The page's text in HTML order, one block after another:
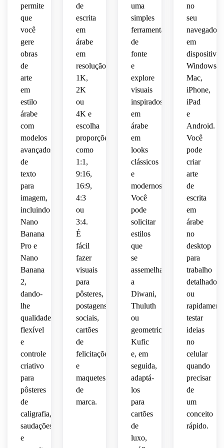
ou
visuais
elegante
clima
de
arte
bordas
precisas
para
uma
composição
para
impressão
contemporânea
premium.
decorativas
refinadas,
espiritual
celebrativo,
composição
acabamento
detalhe
compartilhar
online.
iluminação
e
acabamento
premium.
confiante
e
adequados
para
embalagens,
quadros
visualizações
marca
negativo
limpo,
bordas
afiadas
e um
acabamento
pôster
premium
para
cartaz
distinto
kufi
murabba
e
moderno
kufi
maker
permite
que
você
gere
obras
de
arte
em
estilo
árabe
com
modelos
avançados
de
texto
para
imagem,
incluindo
Nano
Banana
Pro e
Nano
Banana
2,
dando-
lhe
qualidade
flexível
e
controle
criativo
para
pôsteres
de
caligrafia,
saudações
e
de
escrita
em
árabe
em
resolução
1K,
2K
ou
4K e
escolha
proporções
como
1:1,
9:16,
16:9,
4:3
ou
3:4.
É
fácil
fazer
visuais
para
pôsteres,
postagens
sociais,
cartões
de
felicitações
e
maquetes
de
marca.
uma
simples
ferramenta
de
fonte
e
explore
visuais
inspirados
em
árabe
em
looks
clássicos
e
modernos.
Você
pode
solicitar
estilos
que
se
assemelham
a
Diwani,
Thuluth
ou
geometric
Kufic
e, em
seguida,
adaptá-
los
para
cartões
de
luxo,
no
seu
navegador
em
dispositivos
Windows,
Mac,
iPhone,
iPad
e
Android.
Você
pode
criar
arte
de
escrita
em
árabe
no
desktop
para
trabalho
detalhado
ou
testar
ideias
no
celular
quando
precisar
de
um
conceito
rápido.